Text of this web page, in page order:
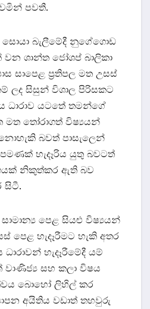
පවතී.
බැලීමේදී නුගේගොඩ
වන ශාන්ත ජෝශප් බාලිකා
සාපෙළ ප්‍රතිපල මත උසස්
ලද සිසුන් විශාල පිරිසකට
ධාරාව යටතේ තමන්ගේ
මත තෝරාගත් විෂ්‍යයන්
නොහැකි බවත් පාසැලෙන්
හැදෑරිය යුතු බවටත්
නිකුත්කර ඇති බව
සිටී.
පෙළ සියළු විෂ්‍යයන්
පෙළ හැදෑරීමට හැකි අතර
හැදෑරීමේදී යම්
සහ කලා විෂය
බොහෝ ලිහිල් කර
අයිතිය වඩාත් තහවුරු